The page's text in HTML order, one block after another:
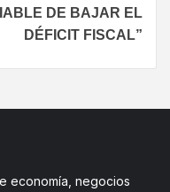
DE BAJAR EL
DÉFICIT FISCAL”
economía, negocios